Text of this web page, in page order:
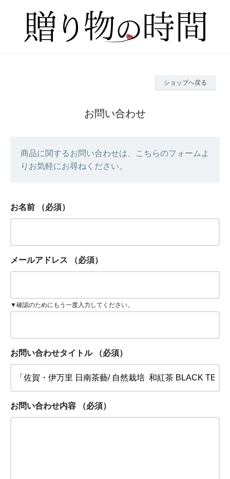
ショップへ戻る
お問い合わせ
商品に関するお問い合わせは、こちらのフォームよ
りお気軽にお尋ねください。
お名前 （必須）
メールアドレス （必須）
▼確認のためにもう一度入力してください。
お問い合わせタイトル （必須）
お問い合わせ内容 （必須）